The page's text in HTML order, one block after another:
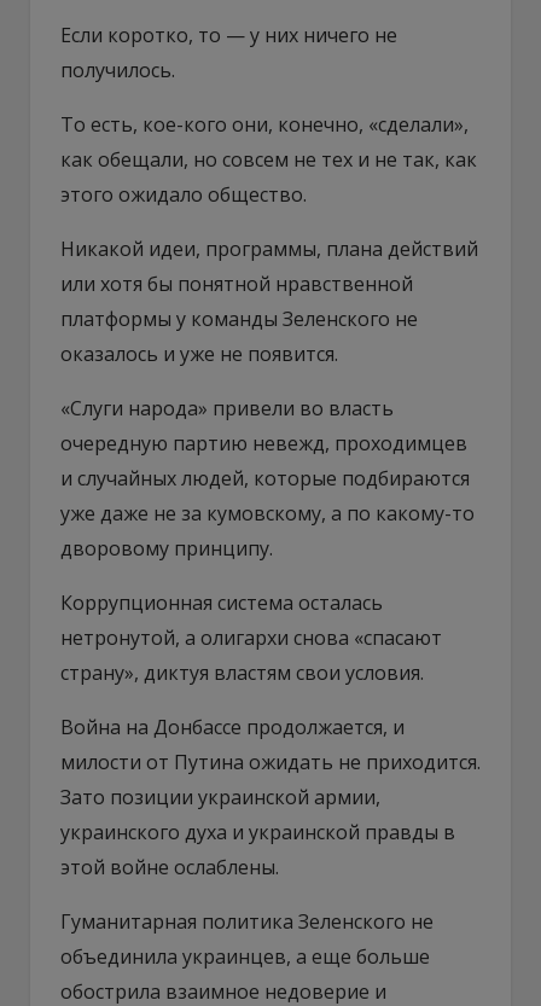
Если коротко, то — у них ничего не
получилось.
То есть, кое-кого они, конечно, «сделали»,
как обещали, но совсем не тех и не так, как
этого ожидало общество.
Никакой идеи, программы, плана действий
или хотя бы понятной нравственной
платформы у команды Зеленского не
оказалось и уже не появится.
«Слуги народа» привели во власть
очередную партию невежд, проходимцев
и случайных людей, которые подбираются
уже даже не за кумовскому, а по какому-то
дворовому принципу.
Коррупционная система осталась
нетронутой, а олигархи снова «спасают
страну», диктуя властям свои условия.
Война на Донбассе продолжается, и
милости от Путина ожидать не приходится.
Зато позиции украинской армии,
украинского духа и украинской правды в
этой войне ослаблены.
Гуманитарная политика Зеленского не
объединила украинцев, а еще больше
обострила взаимное недоверие и